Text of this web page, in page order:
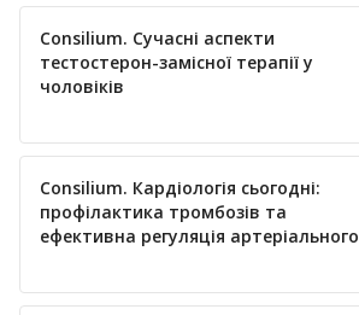
Consilium. Сучасні аспекти
тестостерон-замісної терапії у
чоловіків
Consilium. Кардіологія сьогодні:
профілактика тромбозів та
ефективна регуляція артеріального